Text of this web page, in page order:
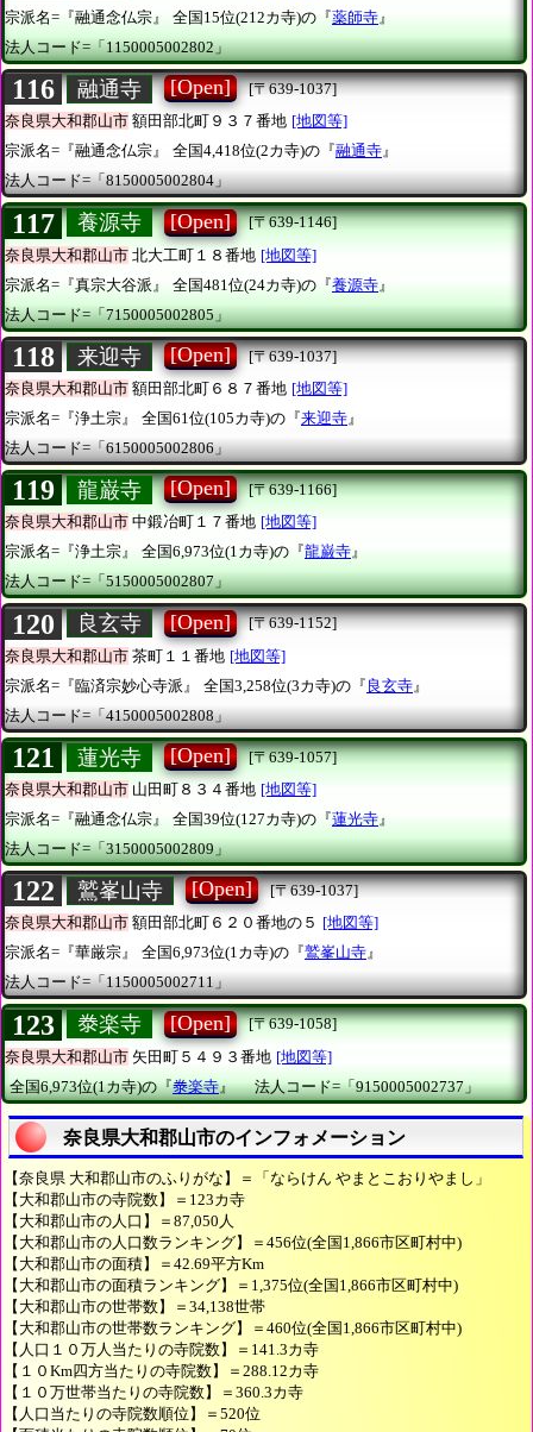
宗派名=『融通念仏宗』
全国15位(212カ寺)の『薬師寺』
法人コード=「1150005002802」
116 融通寺 [Open]
[〒639-1037]
奈良県大和郡山市 額田部北町９３７番地 [地図等]
宗派名=『融通念仏宗』
全国4,418位(2カ寺)の『融通寺』
法人コード=「8150005002804」
117 養源寺 [Open]
[〒639-1146]
奈良県大和郡山市 北大工町１８番地 [地図等]
宗派名=『真宗大谷派』
全国481位(24カ寺)の『養源寺 』
法人コード=「7150005002805」
118 来迎寺 [Open]
[〒639-1037]
奈良県大和郡山市 額田部北町６８７番地 [地図等]
宗派名=『浄土宗』
全国61位(105カ寺)の『来迎寺』
法人コード=「6150005002806」
119 龍巌寺 [Open]
[〒639-1166]
奈良県大和郡山市 中鍛冶町１７番地 [地図等]
宗派名=『浄土宗』
全国6,973位(1カ寺)の『龍巌寺』
法人コード=「5150005002807」
120 良玄寺 [Open]
[〒639-1152]
奈良県大和郡山市 茶町１１番地 [地図等]
宗派名=『臨済宗妙心寺派』
全国3,258位(3カ寺)の『 良玄寺 』
法人コード=「4150005002808」
121 蓮光寺 [Open]
[〒639-1057]
奈良県大和郡山市 山田町８３４番地 [地図等]
宗派名=『融通念仏宗』
全国39位(127カ寺)の『蓮光寺』
法人コード=「3150005002809」
122 鷲峯山寺 [Open]
[〒639-1037]
奈良県大和郡山市 額田部北町６２０番地の５ [地図等]
宗派名=『華厳宗』
全国6,973位(1カ寺)の『鷲峯山寺』
法人コード=「1150005002711」
123 𣳾楽寺 [Open]
[〒639-1058]
奈良県大和郡山市 矢田町５４９３番地 [地図等]
全国6,973位(1カ寺)の『𣳾楽寺』 法人コード=「9150005002737」
奈良県大和郡山市のインフォメーション
【奈良県 大和郡山市のふりがな】＝「ならけん やまとこおりやまし」
【大和郡山市の寺院数】＝123カ寺
【大和郡山市の人口】＝87,050人
【大和郡山市の人口数ランキング】＝456位(全国1,866市区町村中)
【大和郡山市の面積】＝42.69平方Km
【大和郡山市の面積ランキング】＝1,375位(全国1,866市区町村中)
【大和郡山市の世帯数】＝34,138世帯
【大和郡山市の世帯数ランキング】＝460位(全国1,866市区町村中)
【人口１０万人当たりの寺院数】＝141.3カ寺
【１０Km四方当たりの寺院数】＝288.12カ寺
【１０万世帯当たりの寺院数】＝360.3カ寺
【人口当たりの寺院数順位】＝520位